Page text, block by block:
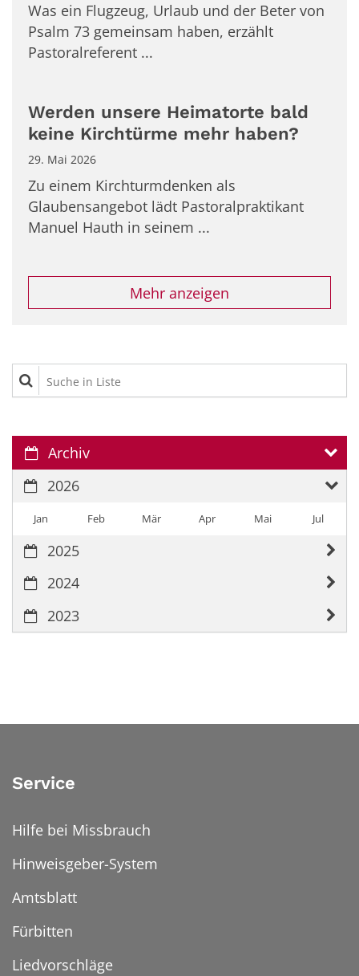
Was ein Flugzeug, Urlaub und der Beter von
Psalm 73 gemeinsam haben, erzählt
Pastoralreferent ...
Werden unsere Heimatorte bald
keine Kirchtürme mehr haben?
29. Mai 2026
Zu einem Kirchturmdenken als
Glaubensangebot lädt Pastoralpraktikant
Manuel Hauth in seinem ...
Mehr anzeigen
Suche in Liste
Archiv
2026
Jan Feb Mär Apr Mai Jul
2025
2024
2023
Service
Hilfe bei Missbrauch
Hinweisgeber-System
Amtsblatt
Fürbitten
Liedvorschläge